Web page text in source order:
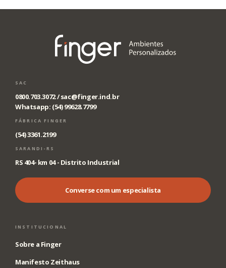
SAC
0800.703.3072 /sac@finger.ind.br
Whatsapp: (54) 99628.7799
FÁBRICA FINGER
(54) 3361.2199
SARANDI-RS
RS 404- km 04 - Distrito Industrial
Converse com um especialista
INSTITUCIONAL
Sobre a Finger
Manifesto Zeithaus